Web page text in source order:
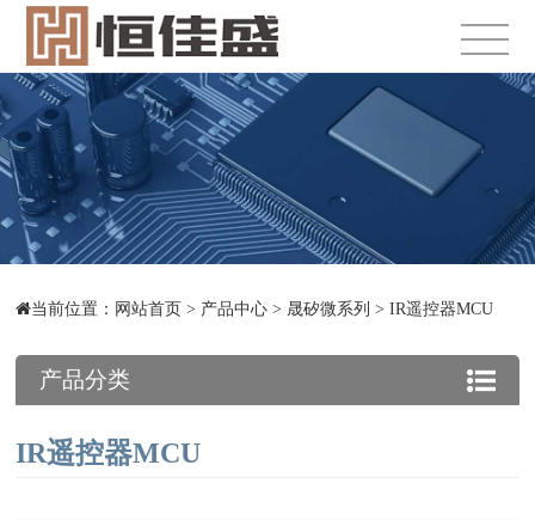
当前位置： 网站首页 > 产品中心 > 晟矽微系列 >IR遥控器MCU
产品分类
IR遥控器MCU